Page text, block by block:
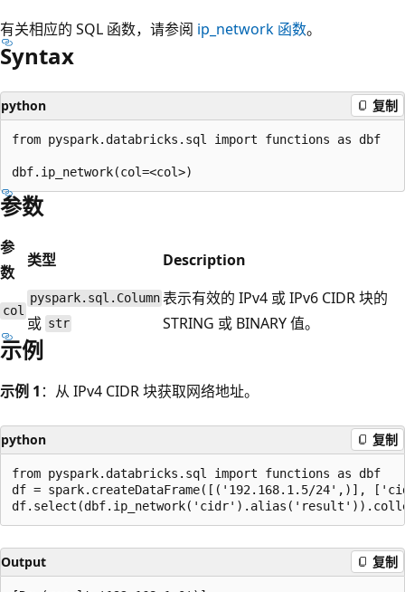
有关相应的 SQL 函数，请参阅 ip_network 函数。
Syntax
python 复制
from pyspark.databricks.sql import functions as dbf
参数
参
数
类型 Description
col
pyspark.sql.Column
或 str
表示有效的 IPv4 或 IPv6 CIDR 块的
STRING 或 BINARY 值。
示例
示例 1 ：从 IPv4 CIDR 块获取网络地址。
python 复制
from pyspark.databricks.sql import functions as dbf
df = spark.createDataFrame([('192.168.1.5/24',)],
Output 复制